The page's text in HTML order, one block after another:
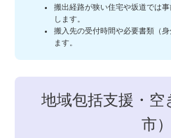
搬出経路が狭い住宅や坂道では
します。
搬入先の受付時間や必要書類（
ます。
地域包括支援・空
市）